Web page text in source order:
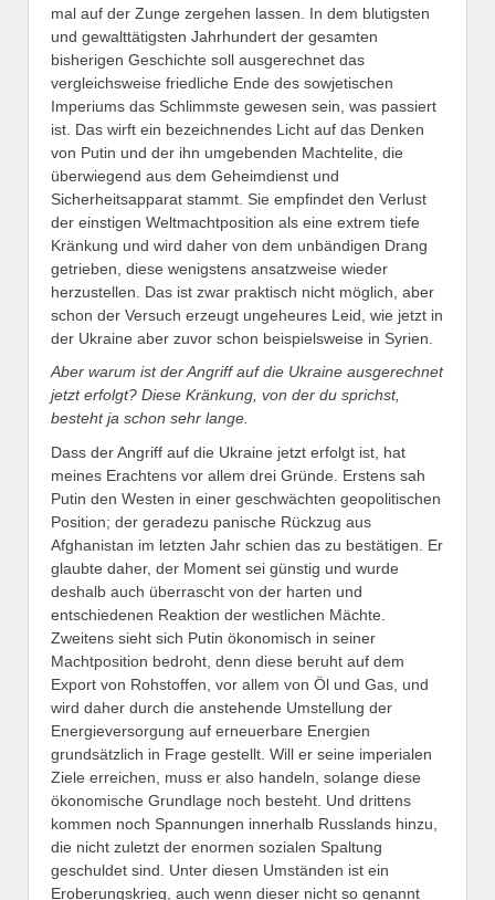
mal auf der Zunge zergehen lassen. In dem blutigsten
und gewalttätigsten Jahrhundert der gesamten
bisherigen Geschichte soll ausgerechnet das
vergleichsweise friedliche Ende des sowjetischen
Imperiums das Schlimmste gewesen sein, was passiert
ist. Das wirft ein bezeichnendes Licht auf das Denken
von Putin und der ihn umgebenden Machtelite, die
überwiegend aus dem Geheimdienst und
Sicherheitsapparat stammt. Sie empfindet den Verlust
der einstigen Weltmachtposition als eine extrem tiefe
Kränkung und wird daher von dem unbändigen Drang
getrieben, diese wenigstens ansatzweise wieder
herzustellen. Das ist zwar praktisch nicht möglich, aber
schon der Versuch erzeugt ungeheures Leid, wie jetzt in
der Ukraine aber zuvor schon beispielsweise in Syrien.
Aber warum ist der Angriffauf die Ukraine ausgerechnet
jetzt erfolgt? Diese Kränkung, von der du sprichst,
bestehtja schon sehr lange.
Dass der Angriff auf die Ukraine jetzt erfolgt ist, hat
meines Erachtens vor allem drei Gründe. Erstens sah
Putin den Westen in einer geschwächten geopolitischen
Position; der geradezu panische Rückzug aus
Afghanistan im letzten Jahr schien das zu bestätigen. Er
glaubte daher, der Moment sei günstig und wurde
deshalb auch überrascht von der harten und
entschiedenen Reaktion der westlichen Mächte.
Zweitens sieht sich Putin ökonomisch in seiner
Machtposition bedroht, denn diese beruht auf dem
Export von Rohstoffen, vor allem von Öl und Gas, und
wird daher durch die anstehende Umstellung der
Energieversorgung auf erneuerbare Energien
grundsätzlich in Frage gestellt. Will er seine imperialen
Ziele erreichen, muss er also handeln, solange diese
ökonomische Grundlage noch besteht. Und drittens
kommen noch Spannungen innerhalb Russlands hinzu,
die nicht zuletzt der enormen sozialen Spaltung
geschuldet sind. Unter diesen Umständen ist ein
Eroberungskrieg, auch wenn dieser nicht so genannt